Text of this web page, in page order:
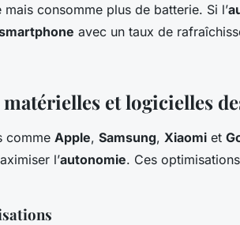
mais consomme plus de batterie. Si l’
avec un taux de
et logicielles
comme Apple, Samsung, Xiaomi et
l’autonomie. Ces